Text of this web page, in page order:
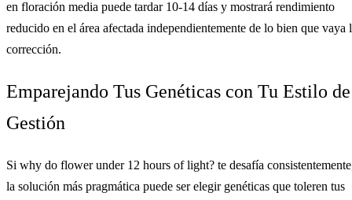
en floración media puede tardar 10-14 días y mostrará rendimiento
reducido en el área afectada independientemente de lo bien que vaya
corrección.
Emparejando Tus Genéticas con Tu Estilo de
Gestión
Si why do flower under 12 hours of light? te desafía
la solución más pragmática puede ser elegir genéticas que toleren tus